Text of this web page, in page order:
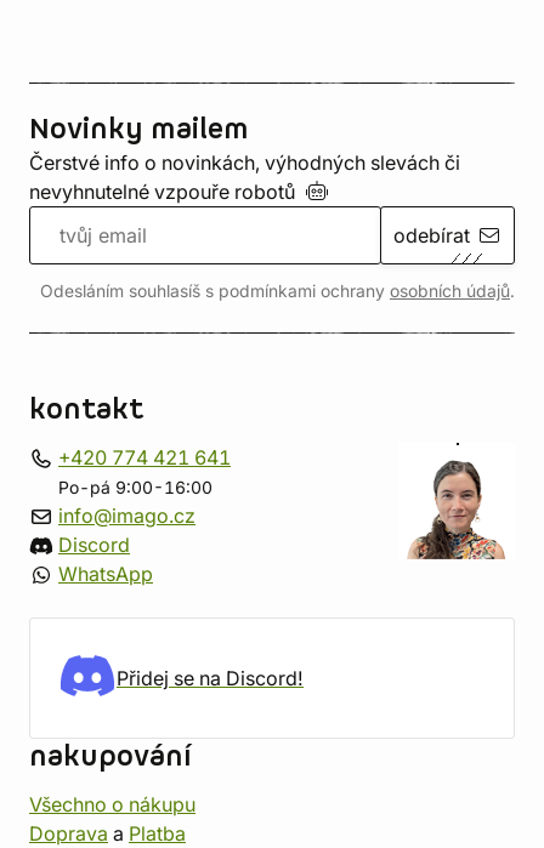
Novinky mailem
Čerstvé info o novinkách, výhodných slevách či
nevyhnutelné vzpouře robotů
odebírat
Odesláním souhlasíš s podmínkami ochrany osobních údajů.
kontakt
+420 774 421 641
Po-pá 9:00-16:00
info@imago.cz
Discord
WhatsApp
Přidej se na Discord!
nakupování
Všechno o nákupu
Doprava a Platba